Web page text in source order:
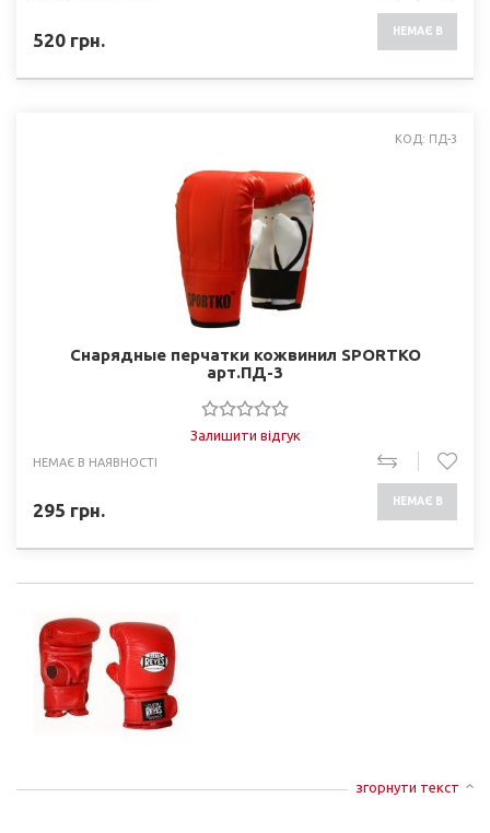
520 грн. НЕМАЄ В
КОД: ПД-3
Снарядные перчатки кожвинил SPORTKO
арт.ПД-3
Залишити відгук
НЕМАЄ В НАЯВНОСТІ
295 грн. НЕМАЄ В
згорнути текст